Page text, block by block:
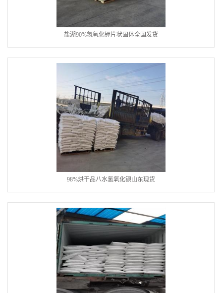
盐湖90%氢氧化钾片状固体全国发货
98%烘干品八水氢氧化钡山东现货